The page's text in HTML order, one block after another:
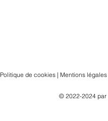
Politique de cookies | Mentions légales
© 2022-2024 par